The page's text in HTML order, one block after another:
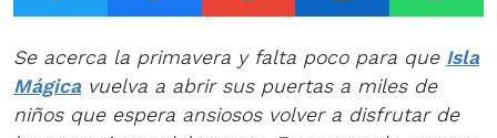
Se acerca la primavera y falta poco para que Isla
Mágicavuelva a abrir sus puertas a miles de
niños que espera ansiosos volver a disfrutar de